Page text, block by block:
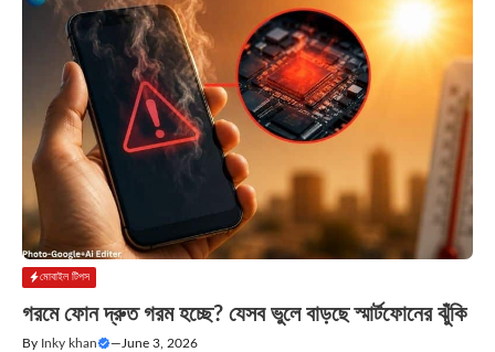
মোবাইল টিপস
গরমে ফোন দ্রুত গরম হচ্ছে? যেসব ভুলে বাড়ছে স্মার্টফোনের ঝুঁকি
By Inky khan — June 3, 2026